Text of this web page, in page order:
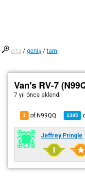
orta /geniş /tam
Van's RV-7
7 yıl önce eklendi
1 of N99QQ 1385
Jeffrey Pringle